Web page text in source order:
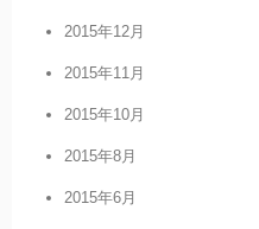
2015年12月
2015年11月
2015年10月
2015年8月
2015年6月